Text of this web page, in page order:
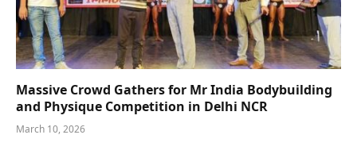
Massive Crowd Gathers for Mr India Bodybuilding
and Physique Competition in Delhi NCR
March 10, 2026